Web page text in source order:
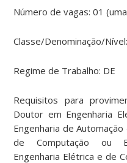
Número de vagas: 01
Classe/Denominação/
Regime de Trabalho: DE
Requisitos para
Doutor em Engenharia
Engenharia de
de Computação ou
Engenharia Elétrica e de